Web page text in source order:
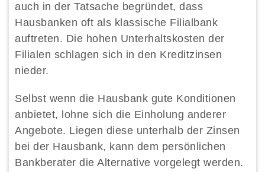
auch in der Tatsache begründet, dass
Hausbanken oft als klassische Filialbank
auftreten. Die hohen Unterhaltskosten der
Filialen schlagen sich in den Kreditzinsen
nieder.
Selbst wenn die Hausbank gute Konditionen
anbietet, lohne sich die Einholung anderer
Angebote. Liegen diese unterhalb der Zinsen
bei der Hausbank, kann dem persönlichen
Bankberater die Alternative vorgelegt werden.